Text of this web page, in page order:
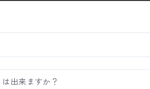
出来ますか？